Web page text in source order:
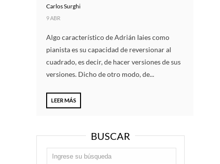
Carlos Surghi
9 ABR
Algo característico de Adrián Iaies como
pianista es su capacidad de reversionar al
cuadrado, es decir, de hacer versiones de sus
versiones. Dicho de otro modo, de...
LEER MÁS
BUSCAR